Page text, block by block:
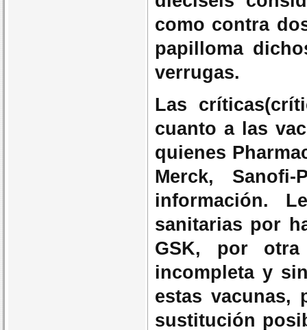
como contra
papilloma
verrugas.
Las
cuanto a las
quienes
Merck,
información.
sanitarias por
GSK, por
incompleta y
estas vacunas,
sustitución